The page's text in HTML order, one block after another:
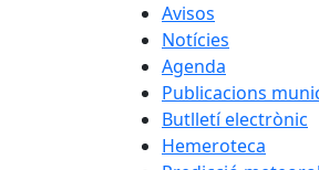
Avisos
Notícies
Agenda
Publicacions
Butlletí electrònic
Hemeroteca